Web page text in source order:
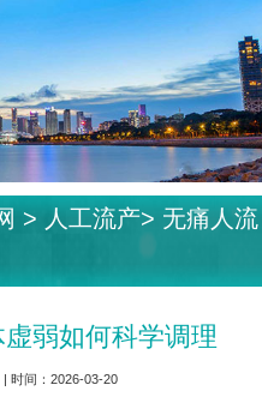
> 人工流产> 无痛人流
弱如何科学调理
| 时间：2026-03-20